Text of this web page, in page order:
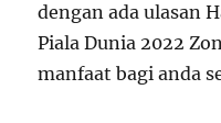
dengan ada ulasan
Piala Dunia 2022
manfaat bagi anda